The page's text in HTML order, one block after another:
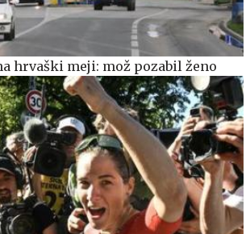
hrvaški meji: mož pozabil ženo